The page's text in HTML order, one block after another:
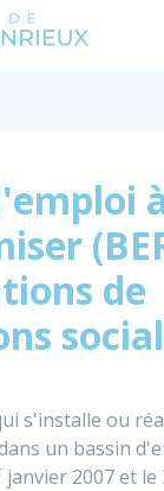
de
s'installe ou
un bassin
janvier 2007 et le